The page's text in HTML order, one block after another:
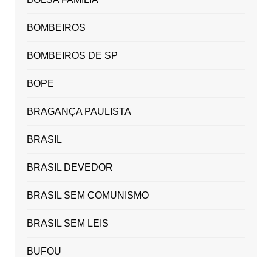
BOMBEIROS
BOMBEIROS DE SP
BOPE
BRAGANÇA PAULISTA
BRASIL
BRASIL DEVEDOR
BRASIL SEM COMUNISMO
BRASIL SEM LEIS
BUFOU